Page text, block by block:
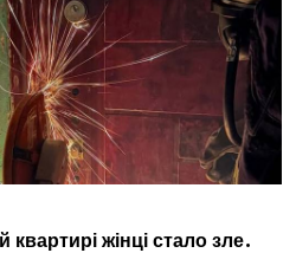
квартирі жінці стало зле.